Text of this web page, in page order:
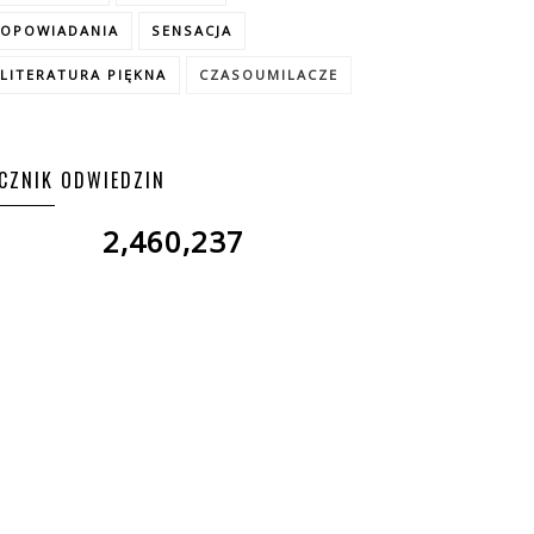
OPOWIADANIA SENSACJA
LITERATURA PIĘKNA CZASOUMILACZE
ODWIEDZIN
2,460,237